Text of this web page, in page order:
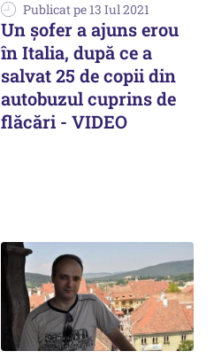
Publicat pe 13 Iul 2021
Un șofer a ajuns erou
în Italia, după ce a
salvat 25 de copii din
autobuzul cuprins de
flăcări - VIDEO